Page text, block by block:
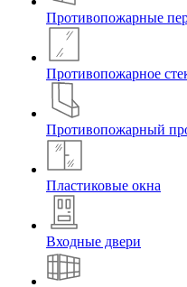
Противопожарные
Противопожарное
Противопожарный
Пластиковые окна
Входные двери